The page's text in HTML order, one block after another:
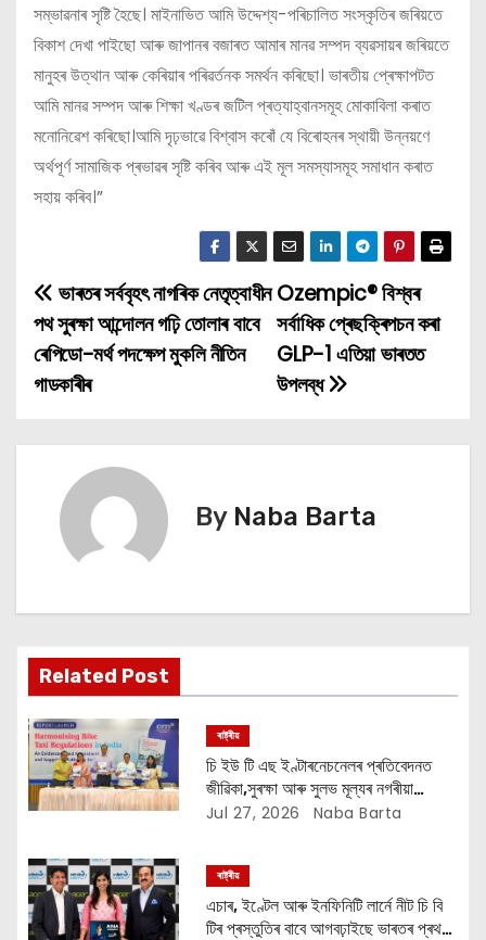
সম্ভাৱনাৰ সৃষ্টি হৈছে। মাইনাভিত আমি উদ্দেশ্য-পৰিচালিত সংস্কৃতিৰ জৰিয়তে
বিকাশ দেখা পাইছো আৰু জাপানৰ বজাৰত আমাৰ মানৱ সম্পদ ব্যৱসায়ৰ জৰিয়তে
মানুহৰ উত্থান আৰু কেৰিয়াৰ পৰিৱৰ্তনক সমৰ্থন কৰিছো। ভাৰতীয় প্ৰেক্ষাপটত
আমি মানৱ সম্পদ আৰু শিক্ষা খণ্ডৰ জটিল প্ৰত্যাহ্বানসমূহ মোকাবিলা কৰাত
মনোনিৱেশ কৰিছো।আমি দৃঢ়ভাৱে বিশ্বাস কৰোঁ যে বিৰোহনৰ স্থায়ী উন্নয়ণে
অৰ্থপূৰ্ণ সামাজিক প্ৰভাৱৰ সৃষ্টি কৰিব আৰু এই মূল সমস্যাসমূহ সমাধান কৰাত
সহায় কৰিব।”
P
o
s
t
i
g
a
t
i
o
n
Ozempic® বিশ্বৰ
সৰ্বাধিক প্ৰেছক্ৰিপচন কৰা
GLP-1 এতিয়া ভাৰতত
উপলব্ধ
ভাৰতৰ সৰ্ববৃহৎ নাগৰিক নেতৃত্বাধীন
পথ সুৰক্ষা আন্দোলন গঢ়ি তোলাৰ বাবে
ৰেপিডো-মৰ্থ পদক্ষেপ মুকলি নীতিন
গাডকাৰীৰ
By Naba Barta
Related Post
ৰাষ্ট্ৰীয়
চি ইউ টি এছ ইণ্টাৰনেচনেলৰ প্ৰতিবেদনত
জীৱিকা,সুৰক্ষা আৰু সুলভ মূল্যৰ নগৰীয়া
গতিশীলতা সুৰক্ষিত কৰিবলৈ সুসংহত বাইক টেক্সি
Jul 27, 2026 Naba Barta
ৰাষ্ট্ৰীয়
এচাৰ, ইণ্টেল আৰু ইনফিনিটি লাৰ্নে নীট চি বি
টিৰ প্ৰস্তুতিৰ বাবে আগবঢ়াইছে ভাৰতৰ প্ৰথম